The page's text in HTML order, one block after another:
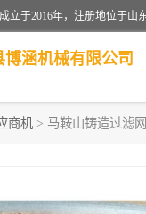
博涵机械有限公司
商机 > 马鞍山铸造过滤网
挡渣棉